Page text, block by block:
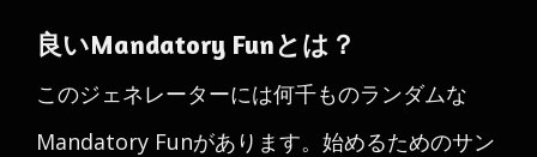
良いMandatory Funとは？
このジェネレーターには何千ものランダムな
Mandatory Funがあります。始めるためのサン